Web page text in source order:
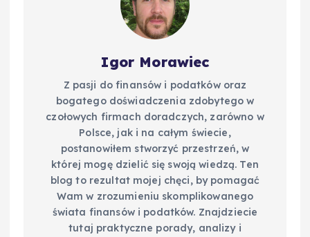
Igor Morawiec
Z pasji do finansów i podatków oraz
bogatego doświadczenia zdobytego w
czołowych firmach doradczych, zarówno w
Polsce, jak i na całym świecie,
postanowiłem stworzyć przestrzeń, w
której mogę dzielić się swoją wiedzą. Ten
blog to rezultat mojej chęci, by pomagać
Wam w zrozumieniu skomplikowanego
świata finansów i podatków. Znajdziecie
tutaj praktyczne porady, analizy i